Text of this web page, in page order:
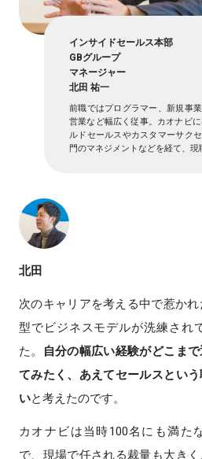
インサイドセールス本部
GBグループ
マネージャー
北田 祐一
前職ではプログラマー、新規事
営業など幅広く従事。カオナビ
ルドセールスやカスタマーサク
門のマネジメントなどを経て、現
北田
次のキャリアを考える中で惹かれ
型でビジネスモデルが洗練され
た。 自分の幅広い経験がどこま
てみたく、あえてセールスとい
いと考えたのです。
カオナビは当時100名にも満た
で、現場で任される裁量も大き